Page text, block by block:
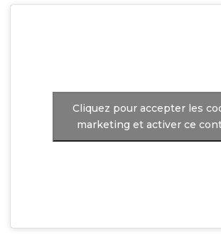
Cliquez pour accepter les
marketing et activer ce